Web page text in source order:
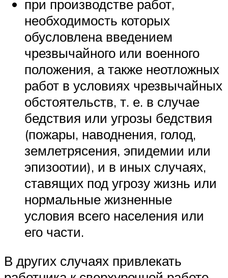
при производстве работ,
необходимость которых
обусловлена введением
чрезвычайного или военного
положения, а также неотложных
работ в условиях чрезвычайных
обстоятельств, т. е. в случае
бедствия или угрозы бедствия
(пожары, наводнения, голод,
землетрясения, эпидемии или
эпизоотии), и в иных случаях,
ставящих под угрозу жизнь или
нормальные жизненные
условия всего населения или
его части.
В других случаях привлекать